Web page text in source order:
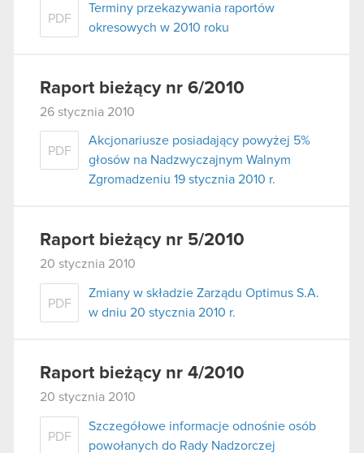
PDF
Terminy przekazywania raportów
okresowych w 2010 roku
Raport bieżący nr 6/2010
26 stycznia 2010
PDF
Akcjonariusze posiadający powyżej 5%
głosów na Nadzwyczajnym Walnym
Zgromadzeniu 19 stycznia 2010 r.
Raport bieżący nr 5/2010
20 stycznia 2010
PDF
Zmiany w składzie Zarządu Optimus S.A.
w dniu 20 stycznia 2010 r.
Raport bieżący nr 4/2010
20 stycznia 2010
PDF
Szczegółowe informacje odnośnie osób
powołanych do Rady Nadzorczej